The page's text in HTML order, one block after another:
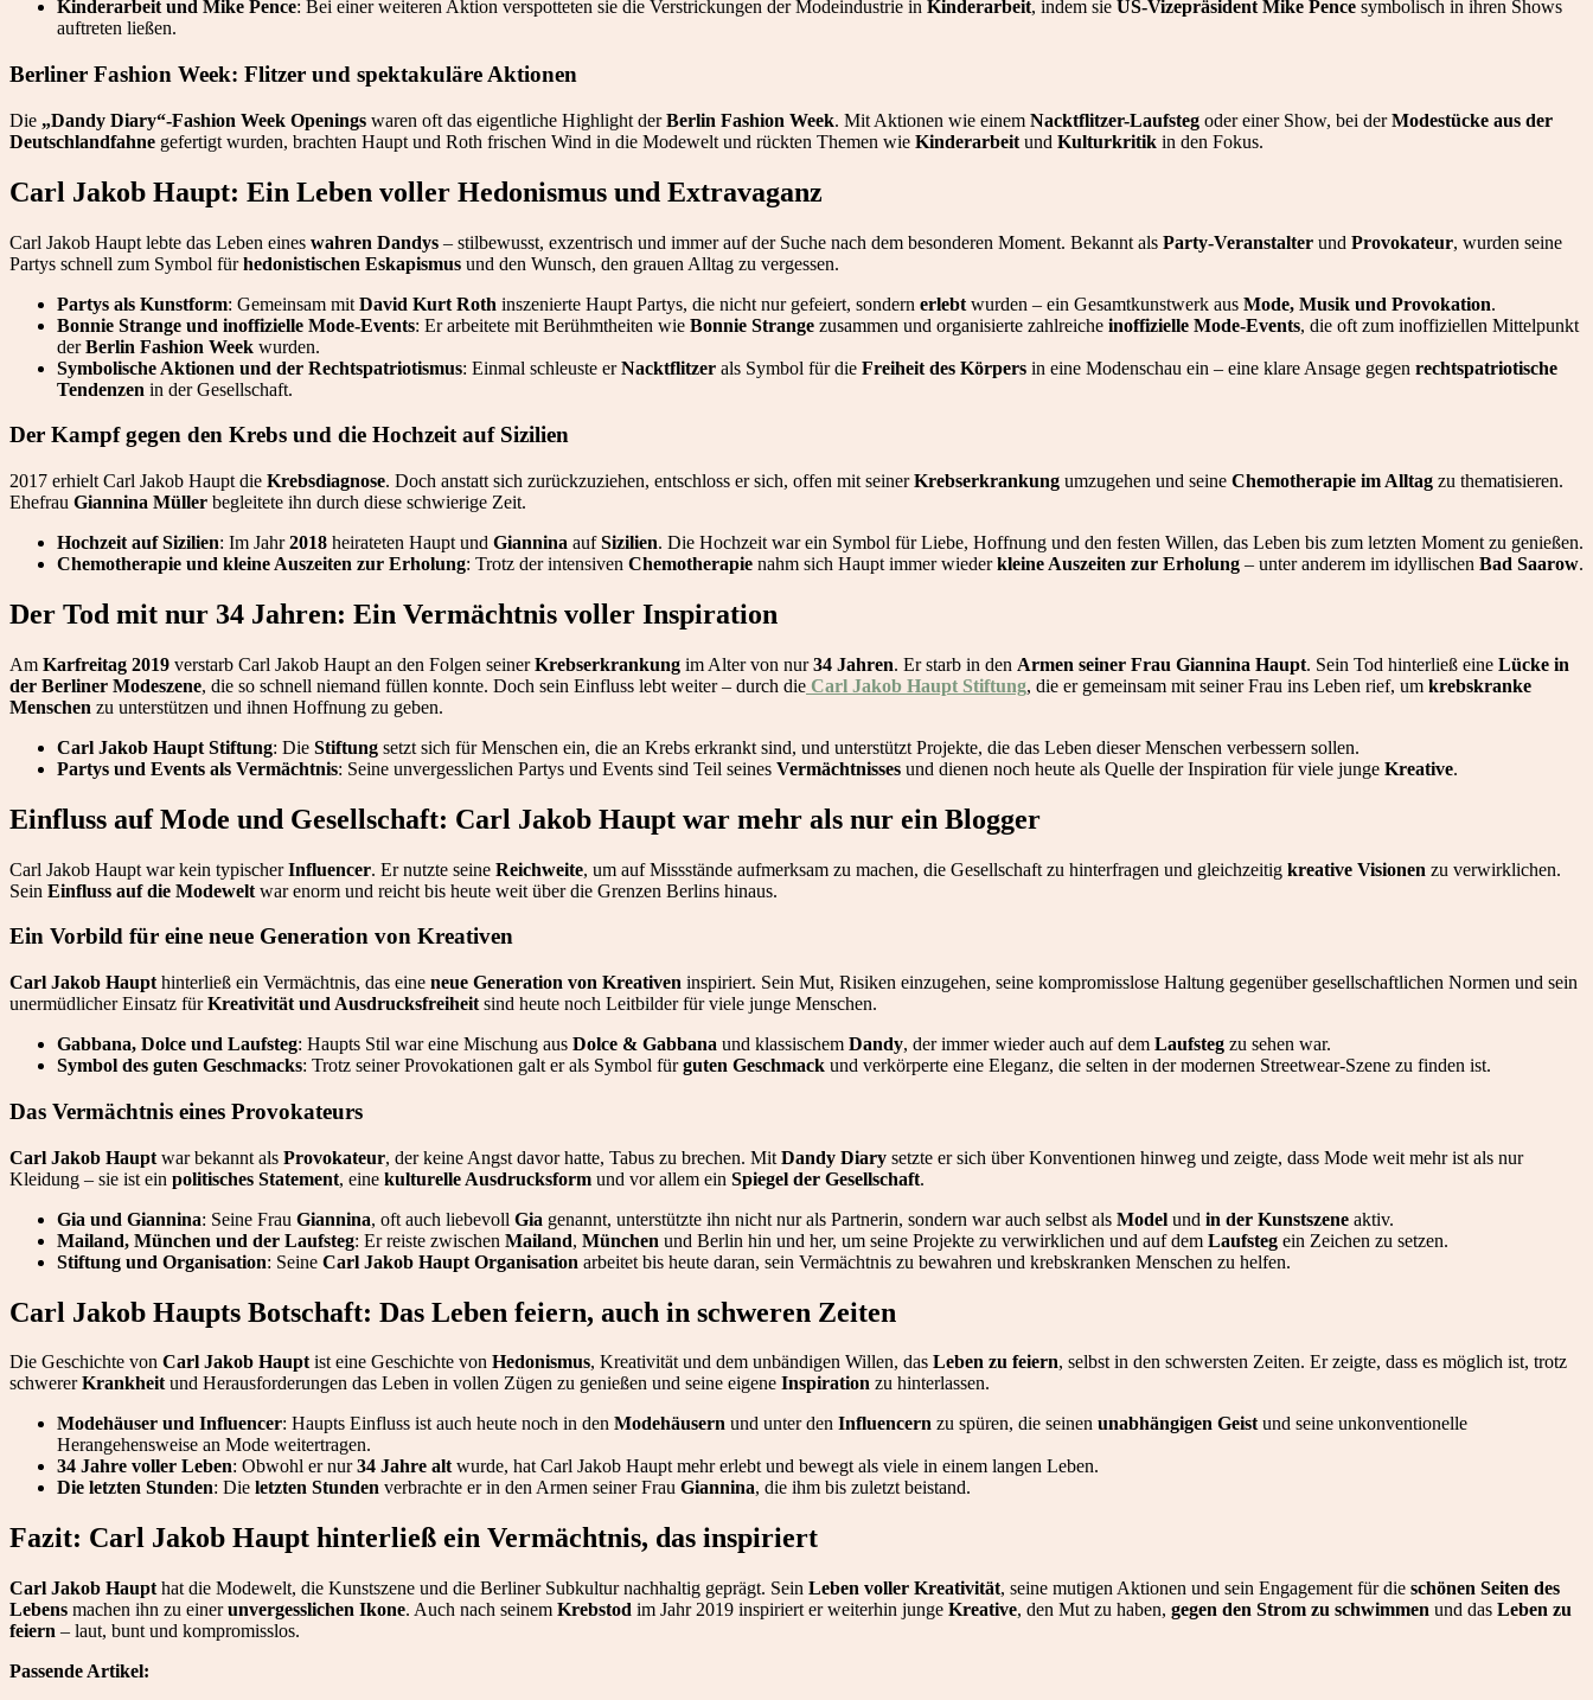
Kinderarbeit und Mike Pence: Bei einer weiteren Aktion verspotteten sie die Verstrickungen der Modeindustrie in Kinderarbeit, indem sie US-Vizepräsident Mike Pence symbolisch in ihren Shows
auftreten ließen.
Berliner Fashion Week: Flitzer und spektakuläre Aktionen
Die „Dandy Diary“-Fashion Week Openings waren oft das eigentliche Highlight derBerlin Fashion Week. Mit Aktionen wie einem Nacktflitzer-Laufsteg oder einer Show, bei derModestücke aus der
Deutschlandfahne gefertigt wurden, brachten Haupt und Roth frischen Wind in die Modewelt und rückten Themen wie Kinderarbeit und Kulturkritik in den Fokus.
Carl Jakob Haupt: Ein Leben voller Hedonismus und Extravaganz
Carl Jakob Haupt lebte das Leben eines wahren Dandys – stilbewusst, exzentrisch und immer auf der Suche nach dem besonderen Moment. Bekannt als Party-Veranstalter und Provokateur, wurden seine
Partys schnell zum Symbol fürhedonistischen Eskapismus und den Wunsch, den grauen Alltag zu vergessen.
Partys als Kunstform: Gemeinsam mit David Kurt Roth inszenierte Haupt Partys, die nicht nur gefeiert, sondern erlebt wurden – ein Gesamtkunstwerk aus Mode, Musik und Provokation.
Bonnie Strange und inoffizielle Mode-Events: Er arbeitete mit Berühmtheiten wie Bonnie Strange zusammen und organisierte zahlreiche inoffizielle Mode-Events, die oft zum inoffiziellen Mittelpunkt
derBerlin Fashion Week wurden.
Symbolische Aktionen und der Rechtspatriotismus: Einmal schleuste erNacktflitzer als Symbol für die Freiheit des Körpers in eine Modenschau ein – eine klare Ansage gegen rechtspatriotische
Tendenzen in der Gesellschaft.
Der Kampf gegen den Krebs und die Hochzeit auf Sizilien
2017 erhielt Carl Jakob Haupt die Krebsdiagnose. Doch anstatt sich zurückzuziehen, entschloss er sich, offen mit seinerKrebserkrankung umzugehen und seine Chemotherapie im Alltag zu thematisieren.
Ehefrau Giannina Müller begleitete ihn durch diese schwierige Zeit.
Hochzeit auf Sizilien: Im Jahr2018 heirateten Haupt und Giannina aufSizilien. Die Hochzeit war ein Symbol für Liebe, Hoffnung und den festen Willen, das Leben bis zum letzten Moment zu genießen.
Chemotherapie und kleine Auszeiten zur Erholung: Trotz der intensiven Chemotherapie nahm sich Haupt immer wiederkleine Auszeiten zur Erholung – unter anderem im idyllischen Bad Saarow.
Der Tod mit nur 34 Jahren: Ein Vermächtnis voller Inspiration
Am Karfreitag 2019 verstarb Carl Jakob Haupt an den Folgen seinerKrebserkrankung im Alter von nur34 Jahren. Er starb in den Armen seiner Frau Giannina Haupt. Sein Tod hinterließ eine Lücke in
der Berliner Modeszene, die so schnell niemand füllen konnte. Doch sein Einfluss lebt weiter – durch die Carl Jakob Haupt Stiftung, die er gemeinsam mit seiner Frau ins Leben rief, um krebskranke
Menschen zu unterstützen und ihnen Hoffnung zu geben.
Carl Jakob Haupt Stiftung: Die Stiftung setzt sich für Menschen ein, die an Krebs erkrankt sind, und unterstützt Projekte, die das Leben dieser Menschen verbessern sollen.
Partys und Events als Vermächtnis: Seine unvergesslichen Partys und Events sind Teil seines Vermächtnisses und dienen noch heute als Quelle der Inspiration für viele junge Kreative.
Einfluss auf Mode und Gesellschaft: Carl Jakob Haupt war mehr als nur ein Blogger
Carl Jakob Haupt war kein typischerInfluencer. Er nutzte seine Reichweite, um auf Missstände aufmerksam zu machen, die Gesellschaft zu hinterfragen und gleichzeitig kreative Visionen zu verwirklichen.
Sein Einfluss auf die Modewelt war enorm und reicht bis heute weit über die Grenzen Berlins hinaus.
Ein Vorbild für eine neue Generation von Kreativen
Carl Jakob Haupt hinterließ ein Vermächtnis, das eine neue Generation von Kreativen inspiriert. Sein Mut, Risiken einzugehen, seine kompromisslose Haltung gegenüber gesellschaftlichen Normen und sein
unermüdlicher Einsatz fürKreativität und Ausdrucksfreiheit sind heute noch Leitbilder für viele junge Menschen.
Gabbana, Dolce und Laufsteg: Haupts Stil war eine Mischung aus Dolce & Gabbana und klassischem Dandy, der immer wieder auch auf dem Laufsteg zu sehen war.
Symbol des guten Geschmacks: Trotz seiner Provokationen galt er als Symbol fürguten Geschmack und verkörperte eine Eleganz, die selten in der modernen Streetwear-Szene zu finden ist.
Das Vermächtnis eines Provokateurs
Carl Jakob Haupt war bekannt als Provokateur, der keine Angst davor hatte, Tabus zu brechen. Mit Dandy Diary setzte er sich über Konventionen hinweg und zeigte, dass Mode weit mehr ist als nur
Kleidung – sie ist ein politisches Statement, eine kulturelle Ausdrucksform und vor allem ein Spiegel der Gesellschaft.
Gia und Giannina: Seine Frau Giannina, oft auch liebevoll Gia genannt, unterstützte ihn nicht nur als Partnerin, sondern war auch selbst als Model und in der Kunstszene aktiv.
Mailand, München und der Laufsteg: Er reiste zwischen Mailand, München und Berlin hin und her, um seine Projekte zu verwirklichen und auf dem Laufsteg ein Zeichen zu setzen.
Stiftung und Organisation: Seine Carl Jakob Haupt Organisation arbeitet bis heute daran, sein Vermächtnis zu bewahren und krebskranken Menschen zu helfen.
Carl Jakob Haupts Botschaft: Das Leben feiern, auch in schweren Zeiten
Die Geschichte von Carl Jakob Hauptist eine Geschichte von Hedonismus, Kreativität und dem unbändigen Willen, das Leben zu feiern, selbst in den schwersten Zeiten. Er zeigte, dass es möglich ist, trotz
schwererKrankheitund Herausforderungen das Leben in vollen Zügen zu genießen und seine eigene Inspiration zu hinterlassen.
Modehäuser und Influencer: Haupts Einfluss ist auch heute noch in den Modehäusern und unter den Influencern zu spüren, die seinen unabhängigen Geistund seine unkonventionelle
Herangehensweise an Mode weitertragen.
34 Jahre voller Leben: Obwohl er nur34 Jahre altwurde, hat Carl Jakob Haupt mehr erlebt und bewegt als viele in einem langen Leben.
Die letzten Stunden: Die letzten Stunden verbrachte er in den Armen seiner Frau Giannina, die ihm bis zuletzt beistand.
Fazit: Carl Jakob Haupt hinterließ ein Vermächtnis, das inspiriert
Carl Jakob Haupt hat die Modewelt, die Kunstszene und die Berliner Subkultur nachhaltig geprägt. Sein Leben voller Kreativität, seine mutigen Aktionen und sein Engagement für die schönen Seiten des
Lebens machen ihn zu einerunvergesslichen Ikone. Auch nach seinem Krebstod im Jahr 2019 inspiriert er weiterhin junge Kreative, den Mut zu haben, gegen den Strom zu schwimmen und das Leben zu
feiern – laut, bunt und kompromisslos.
Passende Artikel: